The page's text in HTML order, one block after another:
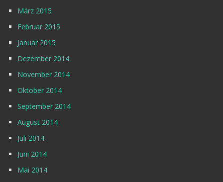
März 2015
Februar 2015
Januar 2015
Dezember 2014
November 2014
Oktober 2014
September 2014
August 2014
Juli 2014
Juni 2014
Mai 2014